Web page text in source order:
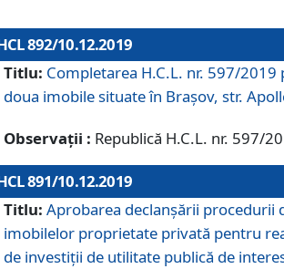
892/10.12.2019
Titlu: Completarea H.C.L. nr. 597/2019
doua imobile situate în Brașov, str.
Observații : Republică H.C.L. nr. 597/
891/10.12.2019
Titlu: Aprobarea declanșării procedurii
imobilelor proprietate privată pentru
de investiții de utilitate publică de